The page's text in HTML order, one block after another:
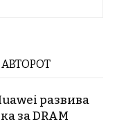
развива
за DRAM